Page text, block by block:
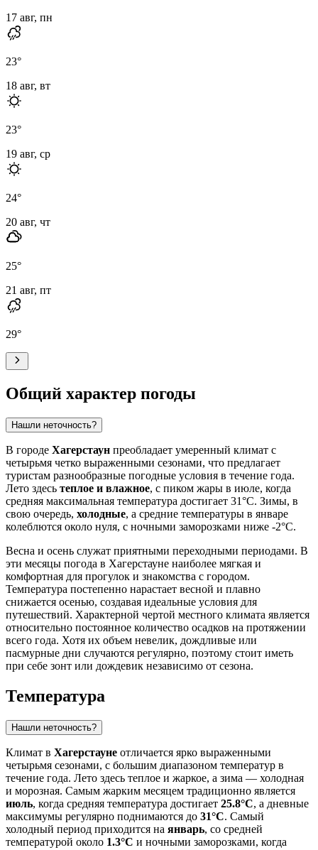
17 авг, пн
23°
18 авг, вт
23°
19 авг, ср
24°
20 авг, чт
25°
21 авг, пт
29°
Общий характер погоды
Нашли неточность?
В городе Хагерстаун преобладает умеренный климат с
четырьмя четко выраженными сезонами, что предлагает
туристам разнообразные погодные условия в течение года.
Лето здесь теплое и влажное, с пиком жары в июле, когда
средняя максимальная температура достигает 31°C. Зимы, в
свою очередь, холодные, а средние температуры в январе
колеблются около нуля, с ночными заморозками ниже -2°C.
Весна и осень служат приятными переходными периодами. В
эти месяцы погода в Хагерстауне наиболее мягкая и
комфортная для прогулок и знакомства с городом.
Температура постепенно нарастает весной и плавно
снижается осенью, создавая идеальные условия для
путешествий. Характерной чертой местного климата является
относительно постоянное количество осадков на протяжении
всего года. Хотя их объем невелик, дождливые или
пасмурные дни случаются регулярно, поэтому стоит иметь
при себе зонт или дождевик независимо от сезона.
Температура
Нашли неточность?
Климат в Хагерстауне отличается ярко выраженными
четырьмя сезонами, с большим диапазоном температур в
течение года. Лето здесь теплое и жаркое, а зима — холодная
и морозная. Самым жарким месяцем традиционно является
июль, когда средняя температура достигает 25.8°C, а дневные
максимумы регулярно поднимаются до 31°C. Самый
холодный период приходится на январь, со средней
температурой около 1.3°C и ночными заморозками, когда